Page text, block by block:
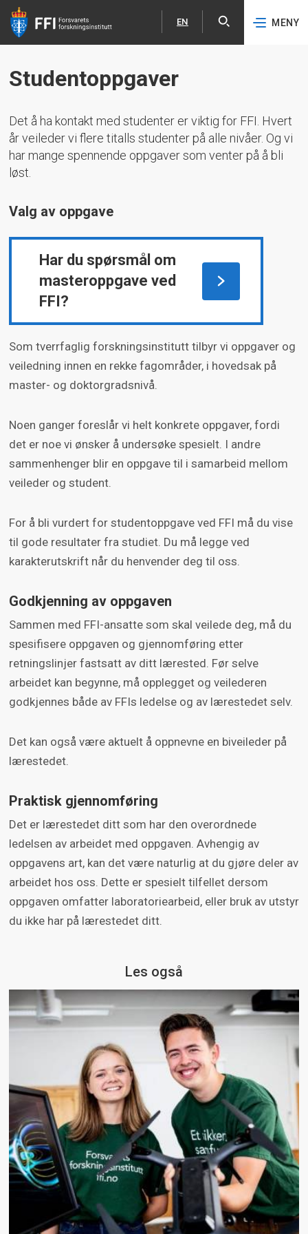
Hopp til hovedinnhold
EN
English MENY
Studentoppgaver
Det å ha kontakt med studenter er viktig for FFI. Hvert
år veileder vi flere titalls studenter på alle nivåer. Og vi
har mange spennende oppgaver som venter på å bli
løst.
Valg av oppgave
Har du spørsmål om
masteroppgave ved
FFI?
Som tverrfaglig forskningsinstitutt tilbyr vi oppgaver og
veiledning innen en rekke fagområder, i hovedsak på
master- og doktorgradsnivå.
Noen ganger foreslår vi helt konkrete oppgaver, fordi
det er noe vi ønsker å undersøke spesielt. I andre
sammenhenger blir en oppgave til i samarbeid mellom
veileder og student.
For å bli vurdert for studentoppgave ved FFI må du vise
til gode resultater fra studiet. Du må legge ved
karakterutskrift når du henvender deg til oss.
Godkjenning av oppgaven
Sammen med FFI-ansatte som skal veilede deg, må du
spesifisere oppgaven og gjennomføring etter
retningslinjer fastsatt av ditt lærested. Før selve
arbeidet kan begynne, må opplegget og veilederen
godkjennes både av FFIs ledelse og av lærestedet selv.
Det kan også være aktuelt å oppnevne en biveileder på
lærestedet.
Praktisk gjennomføring
Det er lærestedet ditt som har den overordnede
ledelsen av arbeidet med oppgaven. Avhengig av
oppgavens art, kan det være naturlig at du gjøre deler av
arbeidet hos oss. Dette er spesielt tilfellet dersom
oppgaven omfatter laboratoriearbeid, eller bruk av utstyr
du ikke har på lærestedet ditt.
Les også